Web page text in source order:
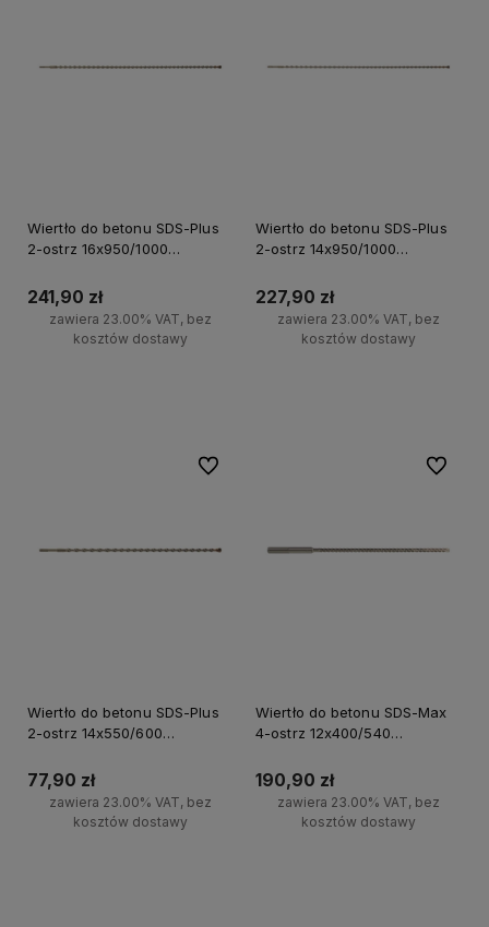
Wiertło do betonu SDS-Plus
2-ostrz 16x950/1000
241,90 zł
zawiera 23.00% VAT, bez
kosztów dostawy
Wiertło do betonu SDS-Plus
2-ostrz 14x950/1000
227,90 zł
zawiera 23.00% VAT, bez
kosztów dostawy
Wiertło do betonu SDS-Plus
2-ostrz 14x550/600
77,90 zł
zawiera 23.00% VAT, bez
kosztów dostawy
Do ulubionych
Wiertło do betonu SDS-Max
4-ostrz 12x400/540
190,90 zł
zawiera 23.00% VAT, bez
kosztów dostawy
Do